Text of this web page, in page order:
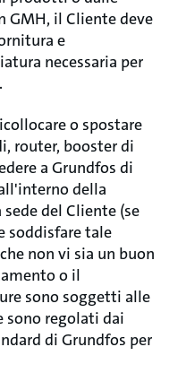
GMH, il Cliente deve
e
necessaria per
o spostare
router, booster di
a Grundfos di
della
del Cliente (se
soddisfare tale
non vi sia un buon
o il
sono soggetti alle
regolati dai
di Grundfos per